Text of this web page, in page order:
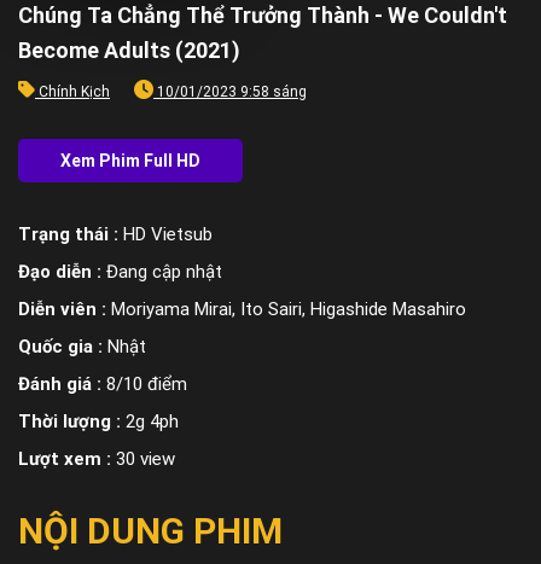
Chúng Ta Chẳng Thể Trưởng Thành - We Couldn't
Become Adults (2021)
Chính Kịch 10/01/2023 9:58 sáng
Trạng thái : HD Vietsub
Đạo diễn : Đang cập nhật
Diễn viên : Moriyama Mirai, Ito Sairi, Higashide Masahiro
Quốc gia : Nhật
Đánh giá : 8/10 điểm
Thời lượng : 2g 4ph
Lượt xem : 30 view
NỘI DUNG PHIM